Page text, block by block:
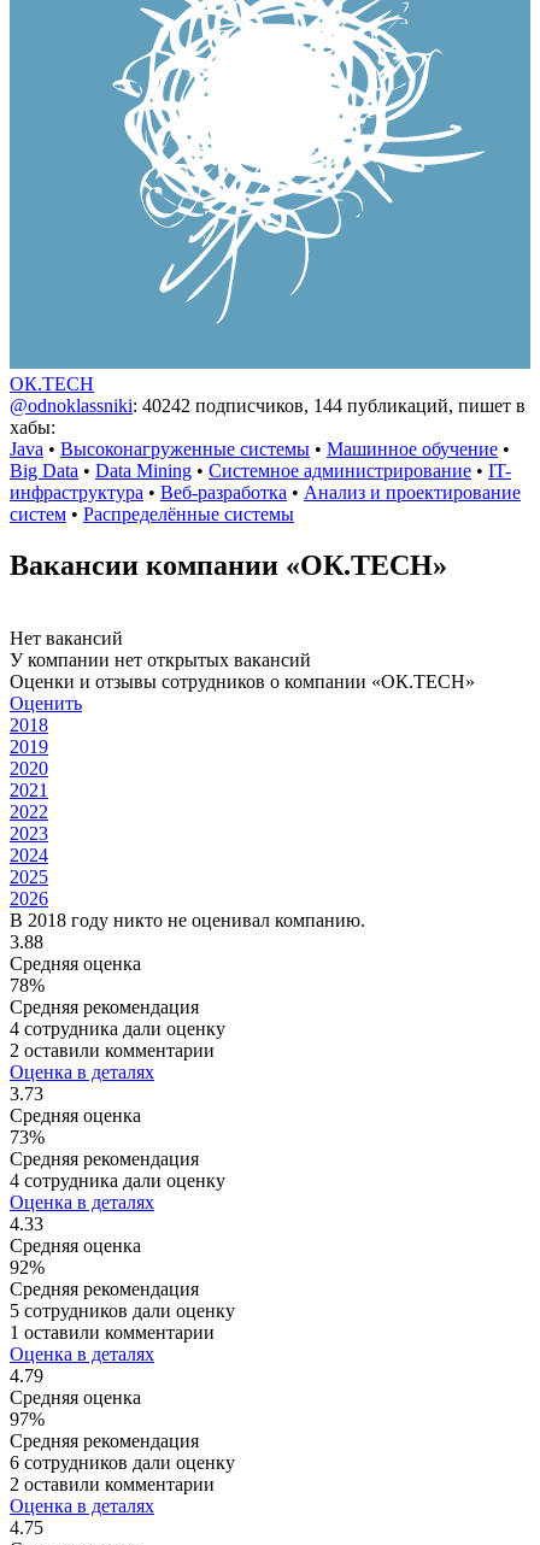
ОК.TECH
@odnoklassniki: 40242 подписчиков, 144 публикаций, пишет в
хабы:
Java • Высоконагруженные системы • Машинное обучение •
Big Data • Data Mining • Системное администрирование • IT-
инфраструктура • Веб-разработка • Анализ и проектирование
систем • Распределённые системы
Вакансии компании «ОК.TECH»
Нет вакансий
У компании нет открытых вакансий
Оценки и отзывы сотрудников о компании «ОК.TECH»
Оценить
2018
2019
2020
2021
2022
2023
2024
2025
2026
В 2018 году никто не оценивал компанию.
3.88
Средняя оценка
78%
Средняя рекомендация
4 сотрудника дали оценку
2 оставили комментарии
Оценка в деталях
3.73
Средняя оценка
73%
Средняя рекомендация
4 сотрудника дали оценку
Оценка в деталях
4.33
Средняя оценка
92%
Средняя рекомендация
5 сотрудников дали оценку
1 оставили комментарии
Оценка в деталях
4.79
Средняя оценка
97%
Средняя рекомендация
6 сотрудников дали оценку
2 оставили комментарии
Оценка в деталях
4.75